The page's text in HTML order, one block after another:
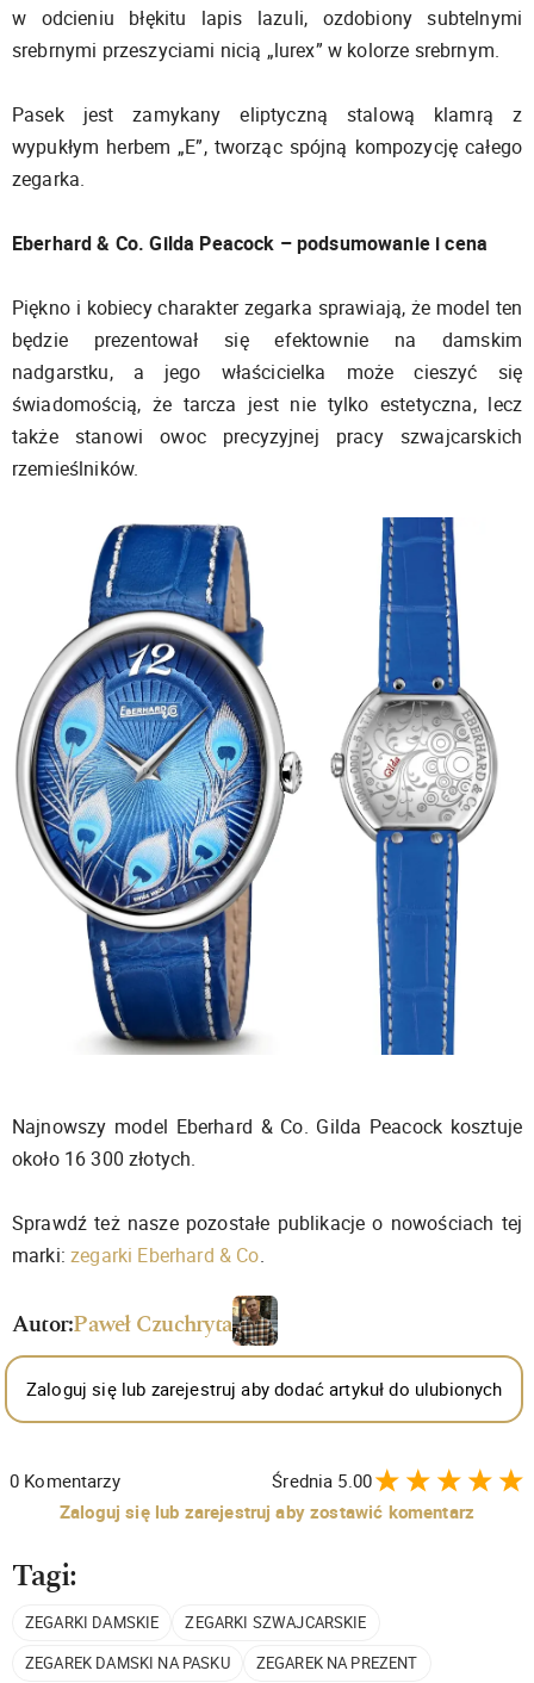
w odcieniu błękitu lapis lazuli, ozdobiony subtelnymi
srebrnymi przeszyciami nicią „lurex” w kolorze srebrnym.
Pasek jest zamykany eliptyczną stalową klamrą z
wypukłym herbem „E”, tworząc spójną kompozycję całego
zegarka.
Eberhard & Co. Gilda Peacock – podsumowanie i cena
Piękno i kobiecy charakter zegarka sprawiają, że model ten
będzie prezentował się efektownie na damskim
nadgarstku, a jego właścicielka może cieszyć się
świadomością, że tarcza jest nie tylko estetyczna, lecz
także stanowi owoc precyzyjnej pracy szwajcarskich
rzemieślników.
Najnowszy model Eberhard & Co. Gilda Peacock kosztuje
około 16 300 złotych.
Sprawdź też nasze pozostałe publikacje o nowościach tej
marki:zegarki Eberhard & Co.
Autor:Paweł Czuchryta
Zaloguj się lub zarejestruj aby dodać artykuł do ulubionych
0 Komentarzy Średnia 5.00
Zaloguj się lub zarejestruj aby zostawić komentarz
Tagi:
ZEGARKI DAMSKIE
ZEGARKI SZWAJCARSKIE
ZEGAREK DAMSKI NA PASKU
ZEGAREK NA PREZENT